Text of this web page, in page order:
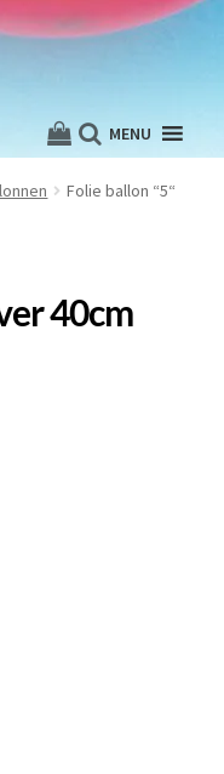
MENU
Folie ballon “5“
40cm